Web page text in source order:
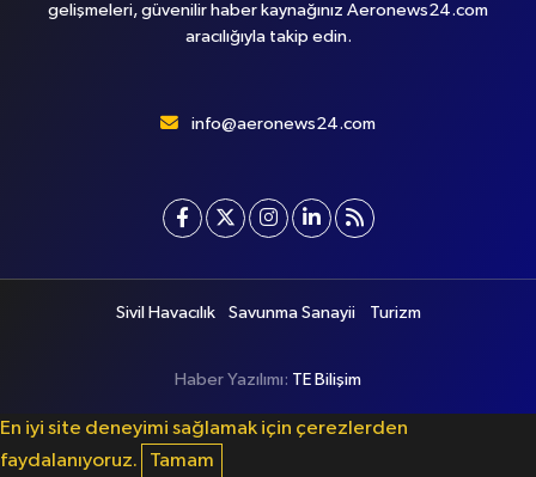
gelişmeleri, güvenilir haber kaynağınız Aeronews24.com
aracılığıyla takip edin.
info@aeronews24.com
Sivil Havacılık Savunma Sanayii Turizm
Haber Yazılımı: TE Bilişim
En iyi site deneyimi sağlamak için çerezlerden
faydalanıyoruz.
Tamam